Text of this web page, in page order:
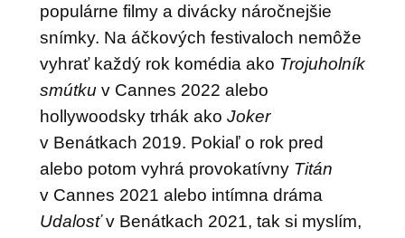
populárne filmy a divácky náročnejšie
snímky. Na áčkových festivaloch nemôže
vyhrať každý rok komédia ako Trojuholník
smútku v Cannes 2022 alebo
hollywoodsky trhák ako Joker
v Benátkach 2019. Pokiaľ o rok pred
alebo potom vyhrá provokatívny Titán
v Cannes 2021 alebo intímna dráma
Udalosťv Benátkach 2021, tak si myslím,